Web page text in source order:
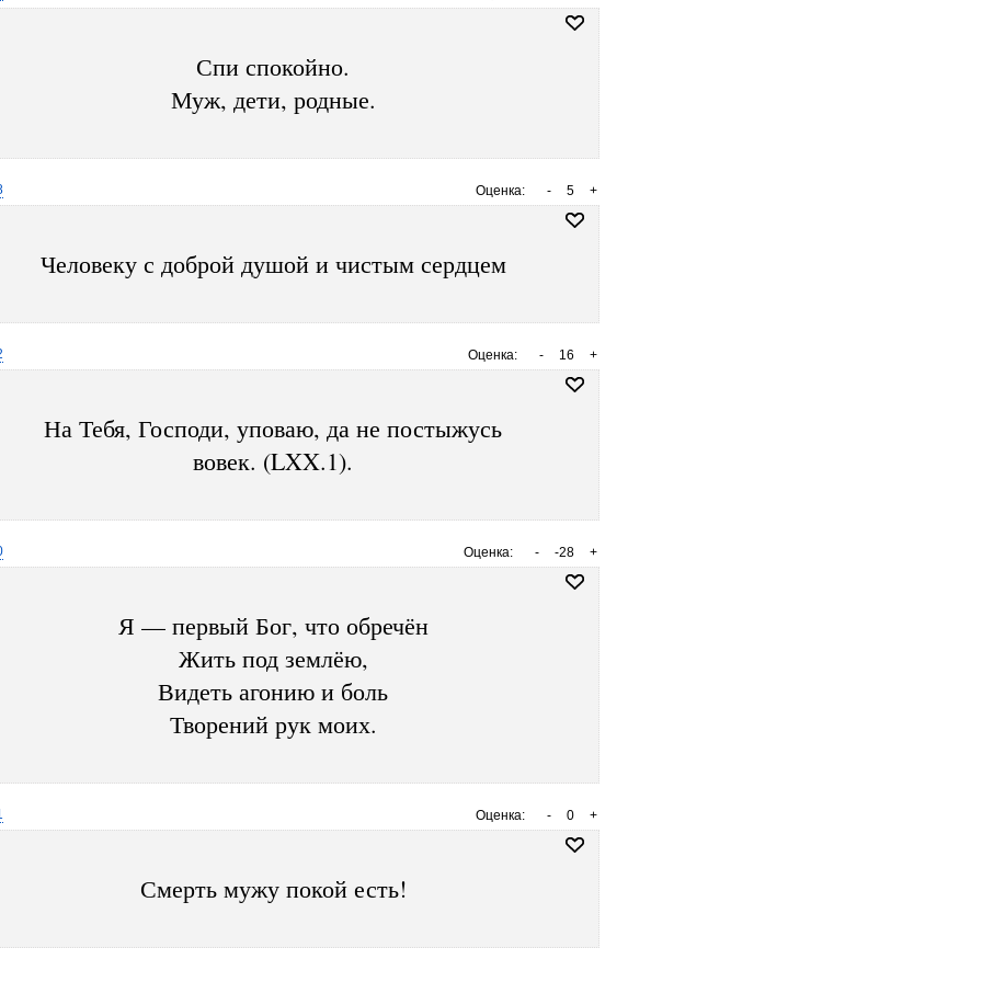
Спи спокойно.
Муж, дети, родные.
Оценка: +
5
-
Человеку с доброй душой и чистым сердцем
Оценка: +
16
-
На Тебя, Господи, уповаю, да не постыжусь
вовек. (LXX.1).
Оценка: +
-28
-
Я — первый Бог, что обречён
Жить под землёю,
Видеть агонию и боль
Творений рук моих.
Оценка: +
0
-
Смерть мужу покой есть!